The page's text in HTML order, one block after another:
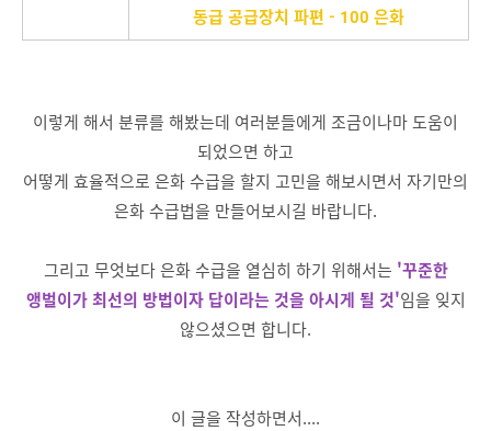
동급 공급장치 파편 - 100 은화
이렇게 해서 분류를 해봤는데 여러분들에게 조금이나마 도움이
되었으면 하고
어떻게 효율적으로 은화 수급을 할지 고민을 해보시면서 자기만의
은화 수급법을 만들어보시길 바랍니다.
그리고 무엇보다 은화 수급을 열심히 하기 위해서는 '꾸준한
앵벌이가 최선의 방법이자 답이라는 것을 아시게 될 것'임을 잊지
않으셨으면 합니다.
이 글을 작성하면서....